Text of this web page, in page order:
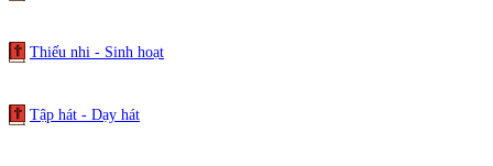
Thiếu nhi - Sinh hoạt
Tập hát - Dạy hát